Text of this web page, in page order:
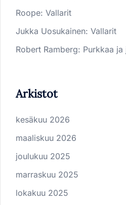
Roope: Vallarit
Jukka Uosukainen: Vallarit
Robert Ramberg: Purkkaa ja
Arkistot
kesäkuu 2026
maaliskuu 2026
joulukuu 2025
marraskuu 2025
lokakuu 2025